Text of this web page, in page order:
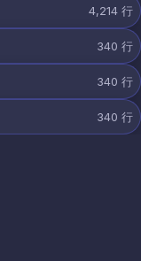
4,214 行
340 行
340 行
340 行